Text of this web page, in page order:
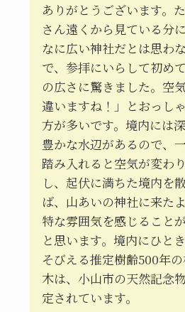
ありがとうございます。
さん遠くから見ている分
なに広い神社だとは思わ
で、参拝にいらして初め
の広さに驚きました。空
違いますね！」とおっし
方が多いです。境内には
豊かな水辺があるので、
踏み入れると空気が変わ
し、起伏に満ちた境内を
ば、山あいの神社に来た
特な雰囲気を感じること
と思います。境内にひと
そびえる推定樹齢500年
木は、小山市の天然記念
定されています。